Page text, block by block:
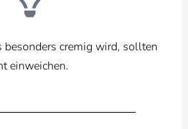
cremig wird, sollten
einweichen.